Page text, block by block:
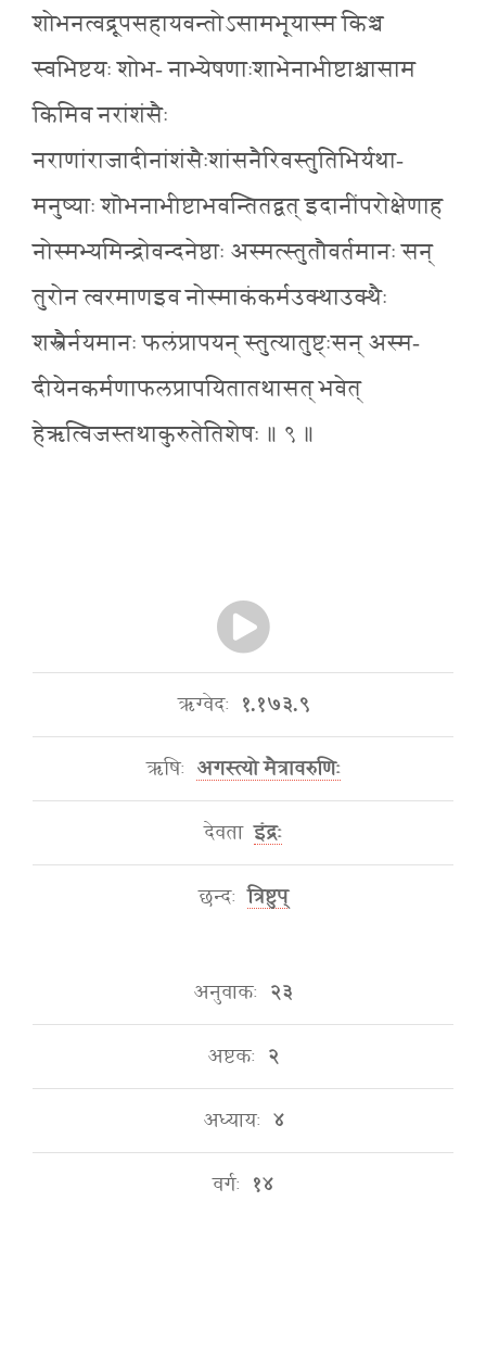
शोभनत्वद्रूपसहायवन्तोऽसामभूयास्म किञ्च
स्वभिष्टयः शोभ- नाभ्येषणाःशाभेनाभीष्टाश्चासाम
किमिव नरांशंसैः
नराणांराजादीनांशंसैःशांसनैरिवस्तुतिभिर्यथा-
मनुष्याः शॊभनाभीष्टाभवन्तितद्वत् इदानींपरोक्षेणाह
नोस्मभ्यमिन्द्रोवन्दनेष्ठाः अस्मत्स्तुतौवर्तमानः सन्
तुरोन त्वरमाणइव नोस्माकंकर्मउक्थाउक्थैः
शस्त्रैर्नयमानः फलंप्रापयन् स्तुत्यातुष्ट्ःसन् अस्म-
दीयेनकर्मणाफलप्रापयितातथासत् भवेत्
हेऋत्विजस्तथाकुरुतेतिशेषः ॥ ९ ॥
ऋग्वेदः १.१७३.९
ऋषिः अगस्त्यो मैत्रावरुणिः
देवता इंद्रः
छन्दः त्रिष्टुप्
अनुवाकः २३
अष्टकः २
अध्यायः ४
वर्गः १४